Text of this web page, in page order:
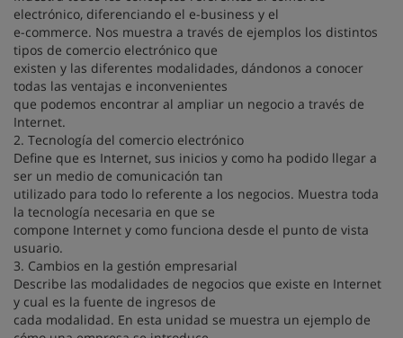
electrónico, diferenciando el e-business y el
e-commerce. Nos muestra a través de ejemplos los distintos
tipos de comercio electrónico que
existen y las diferentes modalidades, dándonos a conocer
todas las ventajas e inconvenientes
que podemos encontrar al ampliar un negocio a través de
Internet.
2. Tecnología del comercio electrónico
Define que es Internet, sus inicios y como ha podido llegar a
ser un medio de comunicación tan
utilizado para todo lo referente a los negocios. Muestra toda
la tecnología necesaria en que se
compone Internet y como funciona desde el punto de vista
usuario.
3. Cambios en la gestión empresarial
Describe las modalidades de negocios que existe en Internet
y cual es la fuente de ingresos de
cada modalidad. En esta unidad se muestra un ejemplo de